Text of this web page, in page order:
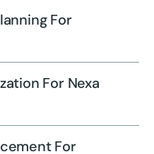
For
For Nexa
For